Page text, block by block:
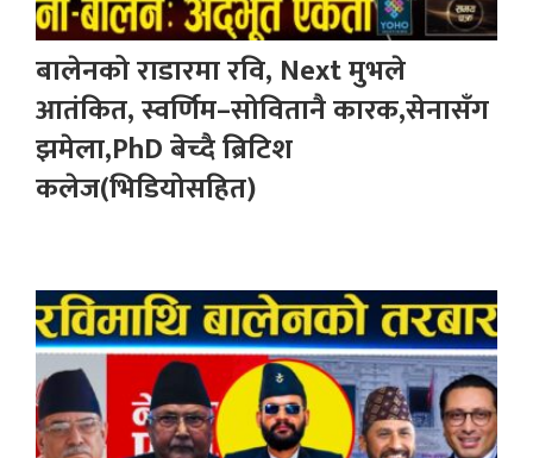
बालेनको राडारमा रवि, Next मुभले
आतंकित, स्वर्णिम–सोवितानै कारक,सेनासँग
झमेला,PhD बेच्दै ब्रिटिश
कलेज(भिडियोसहित)